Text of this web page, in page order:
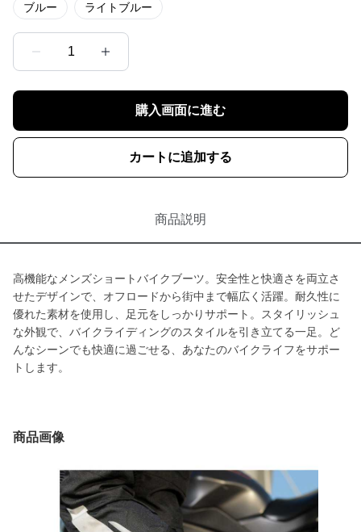
ブルー ライトブルー
1
購入画面に進む
カートに追加する
商品説明
高機能なメンズショートバイクブーツ。安全性と快適さを両立さ
せたデザインで、オフロードから街中まで幅広く活躍。耐久性に
優れた素材を使用し、足元をしっかりサポート。スタイリッシュ
な外観で、バイクライディングのスタイルを引き立てる一足。ど
んなシーンでも快適に過ごせる、あなたのバイクライフをサポー
トします。
商品画像